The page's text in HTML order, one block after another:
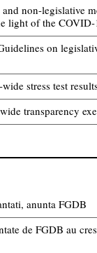
non-legislative
light of the
on
stress test
transparency
anunta FGDB
de FGDB au